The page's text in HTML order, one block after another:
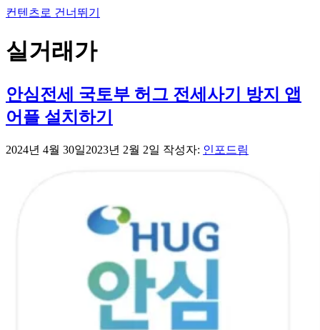
컨텐츠로 건너뛰기
실거래가
안심전세 국토부 허그 전세사기 방지 앱
어플 설치하기
2024년 4월 30일2023년 2월 2일 작성자: 인포드림